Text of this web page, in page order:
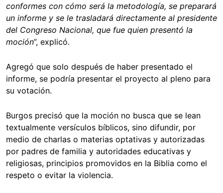
conformes con cómo será la metodología, se preparará
un informe y se le trasladará directamente al presidente
del Congreso Nacional, que fue quien presentó la
moción”, explicó.
Agregó que solo después de haber presentado el
informe, se podría presentar el proyecto al pleno para
su votación.
Burgos precisó que la moción no busca que se lean
textualmente versículos bíblicos, sino difundir, por
medio de charlas o materias optativas y autorizadas
por padres de familia y autoridades educativas y
religiosas, principios promovidos en la Biblia como el
respeto o evitar la violencia.